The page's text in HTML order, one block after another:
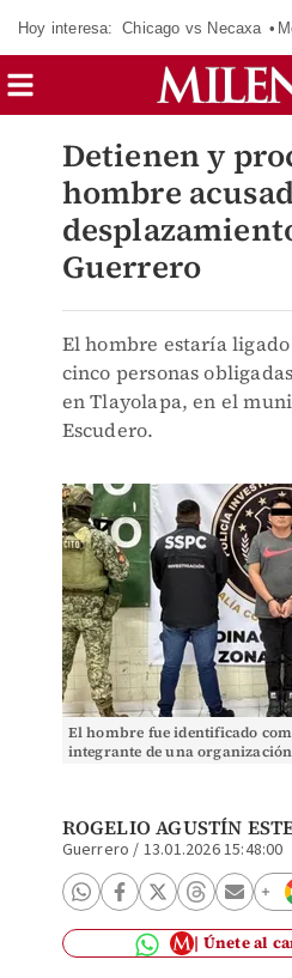
Hoy interesa: Chicago vs Necaxa
Detienen y
hombre
Guerrero
El hombre estaría ligado
cinco personas
en Tlayolapa, en el
Escudero.
El hombre fue identificado
integrante de una
ROGELIO AGUSTÍN
Guerrero / 13.01.2026 15:48:00
Únete al